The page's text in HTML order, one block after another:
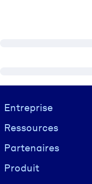
Visually hidden Text
Entreprise
Ressources
Partenaires
Produit